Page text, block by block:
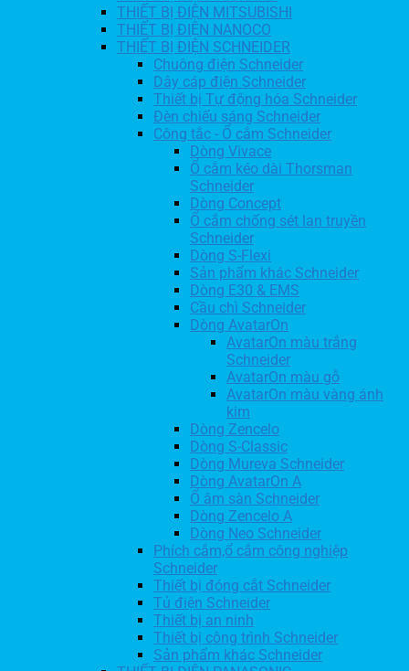
THIẾT BỊ ĐIỆN MITSUBISHI
THIẾT BỊ ĐIỆN NANOCO
THIẾT BỊ ĐIỆN SCHNEIDER
Chuông điện Schneider
Dây cáp điện Schneider
Thiết bị Tự động hóa Schneider
Đèn chiếu sáng Schneider
Công tắc - Ổ cắm Schneider
Dòng Vivace
Ổ cắm kéo dài Thorsman
Schneider
Dòng Concept
Ổ cắm chống sét lan truyền
Schneider
Dòng S-Flexi
Sản phẩm khác Schneider
Dòng E30 & EMS
Cầu chì Schneider
Dòng AvatarOn
AvatarOn màu trắng
Schneider
AvatarOn màu gỗ
AvatarOn màu vàng ánh
kim
Dòng Zencelo
Dòng S-Classic
Dòng Mureva Schneider
Dòng AvatarOn A
Ổ âm sàn Schneider
Dòng Zencelo A
Dòng Neo Schneider
Phích cắm,ổ cắm công nghiệp
Schneider
Thiết bị đóng cắt Schneider
Tủ điện Schneider
Thiết bị an ninh
Thiết bị công trình Schneider
Sản phẩm khác Schneider